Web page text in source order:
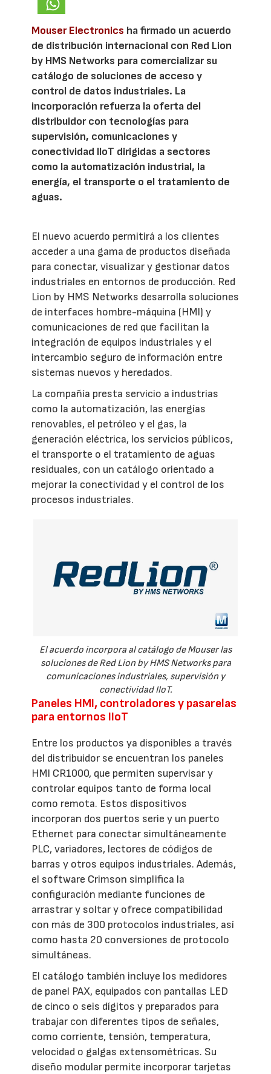
Mouser Electronics ha firmado un acuerdo
de distribución internacional con Red Lion
by HMS Networks para comercializar su
catálogo de soluciones de acceso y
control de datos industriales. La
incorporación refuerza la oferta del
distribuidor con tecnologías para
supervisión, comunicaciones y
conectividad IIoT dirigidas a sectores
como la automatización industrial, la
energía, el transporte o el tratamiento de
aguas.
El nuevo acuerdo permitirá a los clientes
acceder a una gama de productos diseñada
para conectar, visualizar y gestionar datos
industriales en entornos de producción. Red
Lion by HMS Networks desarrolla soluciones
de interfaces hombre-máquina (HMI) y
comunicaciones de red que facilitan la
integración de equipos industriales y el
intercambio seguro de información entre
sistemas nuevos y heredados.
La compañía presta servicio a industrias
como la automatización, las energías
renovables, el petróleo y el gas, la
generación eléctrica, los servicios públicos,
el transporte o el tratamiento de aguas
residuales, con un catálogo orientado a
mejorar la conectividad y el control de los
procesos industriales.
El acuerdo incorpora al catálogo de Mouser las
soluciones de Red Lion by HMS Networks para
comunicaciones industriales, supervisión y
conectividad IIoT.
Paneles HMI, controladores y pasarelas
para entornos IIoT
Entre los productos ya disponibles a través
del distribuidor se encuentran los paneles
HMI CR1000, que permiten supervisar y
controlar equipos tanto de forma local
como remota. Estos dispositivos
incorporan dos puertos serie y un puerto
Ethernet para conectar simultáneamente
PLC, variadores, lectores de códigos de
barras y otros equipos industriales. Además,
el software Crimson simplifica la
configuración mediante funciones de
arrastrar y soltar y ofrece compatibilidad
con más de 300 protocolos industriales, así
como hasta 20 conversiones de protocolo
simultáneas.
El catálogo también incluye los medidores
de panel PAX, equipados con pantallas LED
de cinco o seis dígitos y preparados para
trabajar con diferentes tipos de señales,
como corriente, tensión, temperatura,
velocidad o galgas extensométricas. Su
diseño modular permite incorporar tarjetas